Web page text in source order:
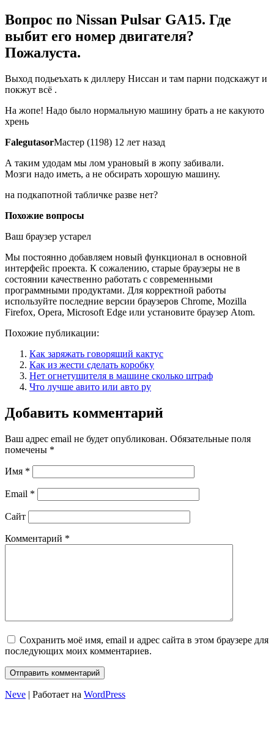
Вопрос по Nissan Pulsar GA15. Где
выбит его номер двигателя?
Пожалуста.
Выход подьеъхать к диллеру Ниссан и там парни подскажут и
покжут всё .
На жопе! Надо было нормальную машину брать а не какуюто
хрень
FalegutasorМастер (1198) 12 лет назад
А таким удодам мы лом урановый в жопу забивали.
Мозги надо иметь, а не обсирать хорошую машину.
на подкапотной табличке разве нет?
Похожие вопросы
Ваш браузер устарел
Мы постоянно добавляем новый функционал в основной
интерфейс проекта. К сожалению, старые браузеры не в
состоянии качественно работать с современными
программными продуктами. Для корректной работы
используйте последние версии браузеров Chrome, Mozilla
Firefox, Opera, Microsoft Edge или установите браузер Atom.
Похожие публикации:
Как заряжать говорящий кактус
Как из жести сделать коробку
Нет огнетушителя в машине сколько штраф
Что лучше авито или авто ру
Добавить комментарий
Ваш адрес email не будет опубликован. Обязательные поля
помечены *
Имя *
Email *
Сайт
Комментарий *
Сохранить моё имя, email и адрес сайта в этом браузере для
последующих моих комментариев.
Neve | Работает на WordPress